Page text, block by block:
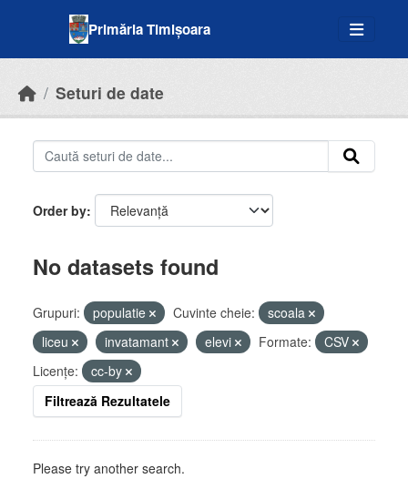
Primăria Timișoara
Seturi de date
Order by
No datasets found
Grupuri: populatie Cuvinte cheie:
scoala
liceu
invatamant elevi Formate:
CSV
Licenţe:
cc-by
Filtrează Rezultatele
Please try another search.